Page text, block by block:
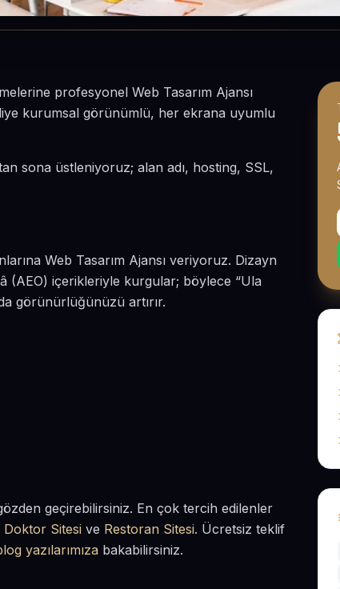
profesyonel Web Tasarım Ajansı
kurumsal görünümlü, her ekrana uyumlu
sona üstleniyoruz; alan adı, hosting, SSL,
Web Tasarım Ajansı veriyoruz. Dizayn
(AEO) içerikleriyle kurgular; böylece “Ula
görünürlüğünüzü artırır.
geçirebilirsiniz. En çok tercih edilenler
Doktor Sitesi ve Restoran Sitesi. Ücretsiz teklif
yazılarımıza bakabilirsiniz.